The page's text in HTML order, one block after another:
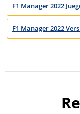
F1 Manager 2022
F1 Manager 2022